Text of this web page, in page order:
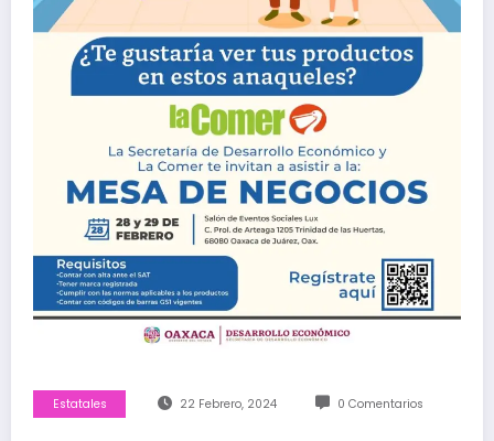
Estatales 22 Febrero, 2024 0 Comentarios